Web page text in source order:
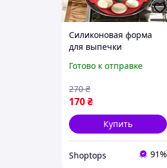
Силиконовая форма
для выпечки
Готово к отправке
170₴
270 ₴
Купить
Shoptops 91%